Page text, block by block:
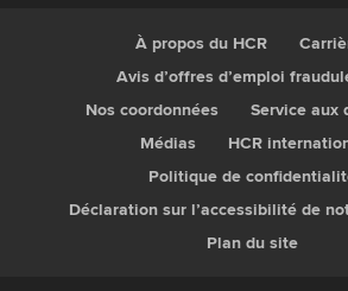
À propos du HCR
Avis d’offres d’emploi
Nos coordonnées
Service aux
Médias
HCR
Politique de
Déclaration sur l’accessibilité de
Plan du site